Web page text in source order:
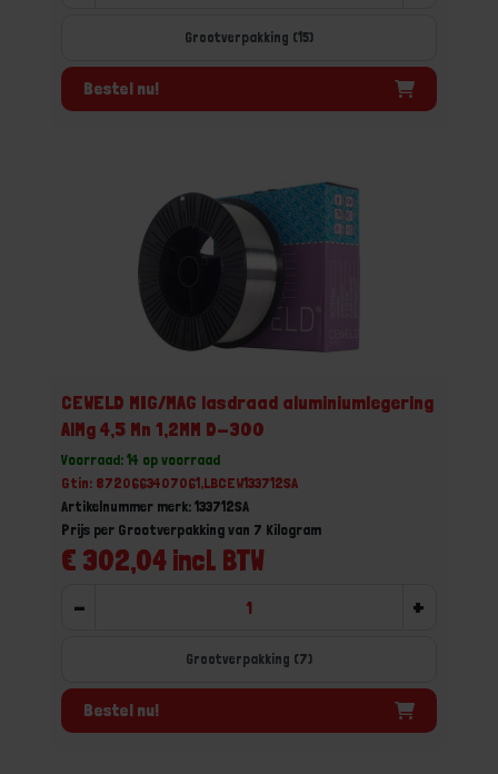
Grootverpakking (15)
Bestel nu!
CEWELD MIG/MAG lasdraad aluminiumlegering
AlMg 4,5 Mn 1,2MM D-300
Voorraad: 14 op voorraad
Gtin: 8720663407061,LBCEW133712SA
Artikelnummer merk: 133712SA
€ 302,04 incl. BTW
Prijs per Grootverpakking van 7 Kilogram
- +
Grootverpakking (7)
Bestel nu!